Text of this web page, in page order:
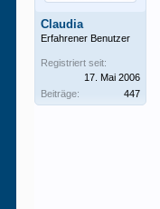
Claudia
Erfahrener Benutzer
Registriert seit:
17. Mai 2006
Beiträge:
447